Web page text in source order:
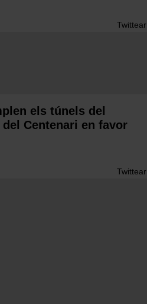
Twittear
els túnels del
Centenari en favor
Twittear